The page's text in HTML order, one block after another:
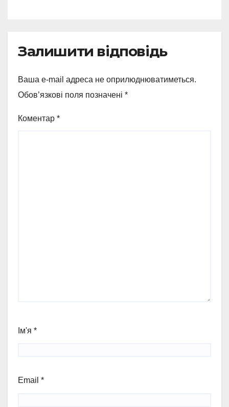
Залишити відповідь
Ваша e-mail адреса не оприлюднюватиметься.
Обов’язкові поля позначені *
Коментар *
Ім'я *
Email *